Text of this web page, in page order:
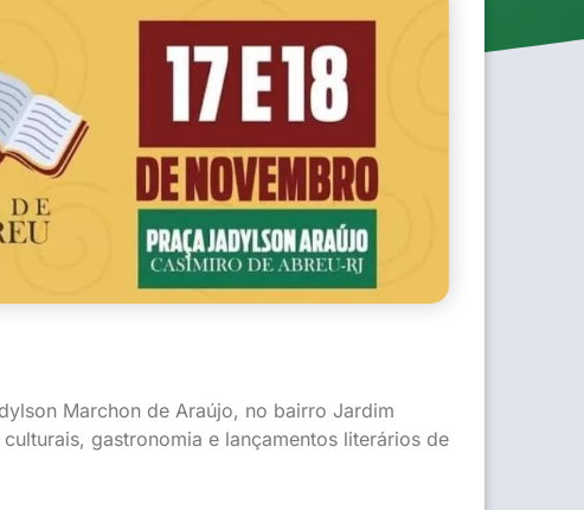
Marchon de Araújo, no bairro Jardim
gastronomia e lançamentos literários de